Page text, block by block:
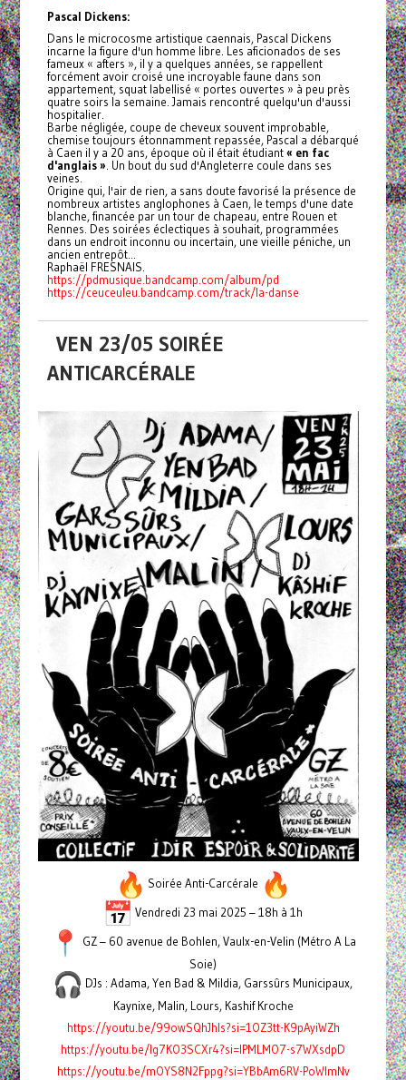
Pascal Dickens:
Dans le microcosme artistique caennais, Pascal Dickens
incarne la figure d'un homme libre. Les aficionados de ses
fameux « afters », il y a quelques années, se rappellent
forcément avoir croisé une incroyable faune dans son
appartement, squat labellisé « portes ouvertes » à peu près
quatre soirs la semaine. Jamais rencontré quelqu'un d'aussi
hospitalier.
Barbe négligée, coupe de cheveux souvent improbable,
chemise toujours étonnamment repassée, Pascal a débarqué
à Caen il y a 20 ans, époque où il était étudiant« en fac
d'anglais ». Un bout du sud d'Angleterre coule dans ses
veines.
Origine qui, l'air de rien, a sans doute favorisé la présence de
nombreux artistes anglophones à Caen, le temps d'une date
blanche, financée par un tour de chapeau, entre Rouen et
Rennes. Des soirées éclectiques à souhait, programmées
dans un endroit inconnu ou incertain, une vieille péniche, un
ancien entrepôt...
Raphaël FRESNAIS.
https://pdmusique.bandcamp.com/album/pd
https://ceuceuleu.bandcamp.com/track/la-danse
VEN 23/05 SOIRÉE
ANTICARCÉRALE
Soirée Anti-Carcérale
Vendredi 23 mai 2025 – 18h à 1h
GZ – 60 avenue de Bohlen, Vaulx-en-Velin (Métro A La
Soie)
DJs : Adama, Yen Bad & Mildia, Garssûrs Municipaux,
Kaynixe, Malin, Lours, Kashif Kroche
https://youtu.be/99owSQhJhls?si=1OZ3tt-K9pAyiWZh
https://youtu.be/Ig7KO3SCXr4?si=lPMLMO7-s7WXsdpD
https://youtu.be/mOYS8N2Fppg?si=YBbAm6RV-PoWImNv